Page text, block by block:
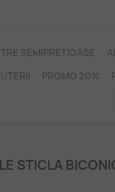
SEMIPRETIOASE
PROMO 20%
STICLA